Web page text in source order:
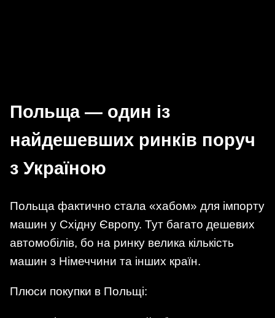
Польща — один із
найдешевших ринків поруч
з Україною
Польща фактично стала «хабом» для імпорту
машин у Східну Європу. Тут багато дешевих
автомобілів, бо на ринку велика кількість
машин з Німеччини та інших країн.
Плюси покупки в Польщі: